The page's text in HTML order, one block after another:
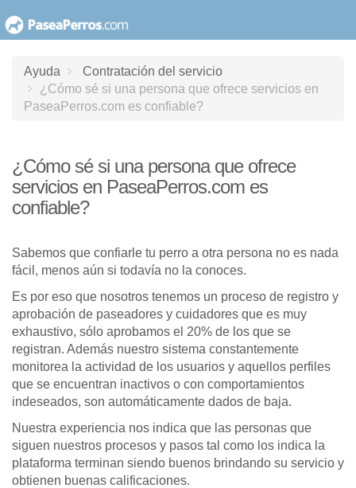
al
contenido
Ayuda
Contratación del servicio
¿Cómo sé si una persona que ofrece servicios en
PaseaPerros.com es confiable?
¿Cómo sé si una persona que ofrece
servicios en PaseaPerros.com es
confiable?
Sabemos que confiarle tu perro a otra persona no es nada
fácil, menos aún si todavía no la conoces.
Es por eso que nosotros tenemos un proceso de registro y
aprobación de paseadores y cuidadores que es muy
exhaustivo, sólo aprobamos el 20% de los que se
registran. Además nuestro sistema constantemente
monitorea la actividad de los usuarios y aquellos perfiles
que se encuentran inactivos o con comportamientos
indeseados, son automáticamente dados de baja.
Nuestra experiencia nos indica que las personas que
siguen nuestros procesos y pasos tal como los indica la
plataforma terminan siendo buenos brindando su servicio y
obtienen buenas calificaciones.